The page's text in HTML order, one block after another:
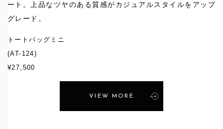
ート。上品なツヤのある質感がカジュアルスタイルをアップ
グレード。
トートバッグミニ
(AT-124)
¥27,500
VIEW MORE